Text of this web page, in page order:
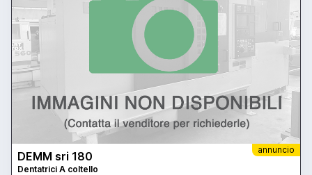
annuncio
DEMM sri 180
Dentatrici A coltello